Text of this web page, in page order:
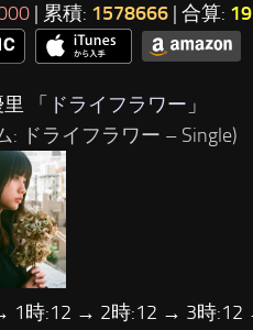
| 累積: 1578666 | 合算:
「 ドライフラワー 」
: ドライフラワー – Single)
1時:12 → 2時:12 → 3時